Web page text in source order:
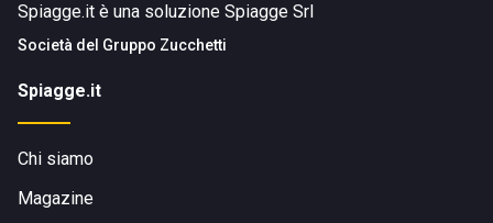
Spiagge.it è una soluzione Spiagge Srl
Società del Gruppo Zucchetti
Spiagge.it
Chi siamo
Magazine